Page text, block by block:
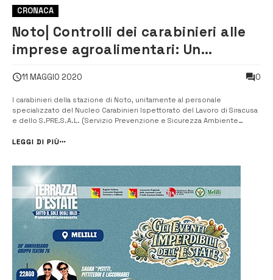
CRONACA
Noto| Controlli dei carabinieri alle
imprese agroalimentari: Un
11 MAGGIO 2020 0
I carabinieri della stazione di Noto, unitamente al personale
specializzato del Nucleo Carabinieri Ispettorato del Lavoro di Siracusa
e dello S.PRE.S.A.L. (Servizio Prevenzione e Sicurezza Ambiente
operanti nel settore agroalimentare di quel mercato ortofrutticolo. [/]
LEGGI DI PIÙ